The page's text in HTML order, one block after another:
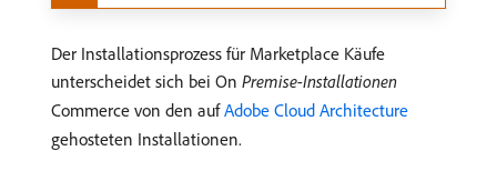
Der Installationsprozess für Marketplace Käufe
unterscheidet sich bei On Premise-Installationen
Commerce von den aufAdobe Cloud Architecture
gehosteten Installationen.